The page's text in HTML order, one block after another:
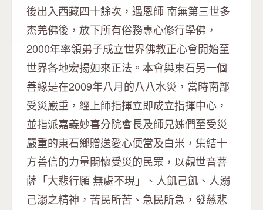
後出入西藏四十餘次，遇恩師 南無第三世多
杰羌佛後，放下所有俗務專心修行學佛，
2000年率領弟子成立世界佛教正心會開始至
世界各地宏揚如來正法。本會與東石另一個
善緣是在2009年八月的八八水災，當時南部
受災嚴重，經上師指揮立即成立指揮中心，
並指派嘉義妙喜分院會長及師兄姊們至受災
嚴重的東石鄉贈送愛心便當及白米，集結十
方善信的力量關懷受災的民眾，以觀世音菩
薩「大悲行願 無處不現」、人飢己飢、人溺
己溺之精神，苦民所苦、急民所急，發慈悲